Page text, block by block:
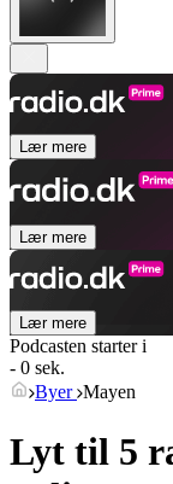
Lær mere
Lær mere
Lær mere
Podcasten starter i
- 0 sek.
Byer Mayen
Lyt til 5